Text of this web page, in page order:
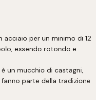
acciaio per un minimo di 12
essendo rotondo e
un mucchio di castagni,
fanno parte della tradizione